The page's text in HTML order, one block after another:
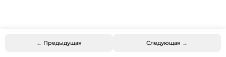
← Предыдущая Следующая →